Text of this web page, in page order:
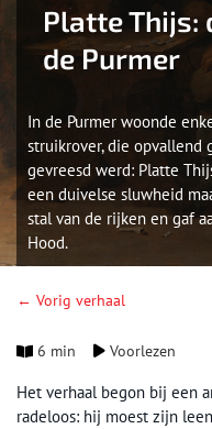
Platte Thijs:
de Purmer
In de Purmer woonde
struikrover, die opvallend
gevreesd werd: Platte
een duivelse sluwheid
stal van de rijken en gaf
Hood.
← Vorig verhaal
6 min Voorlezen
Het verhaal begon bij een
radeloos: hij moest zijn